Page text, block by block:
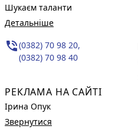
Шукаєм таланти
Детальніше
phone_in_talk(0382) 70 98 20,
(0382) 70 98 40
РЕКЛАМА НА САЙТІ
Ірина Опук
Звернутися